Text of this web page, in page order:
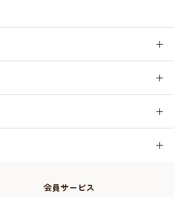
会員サービス